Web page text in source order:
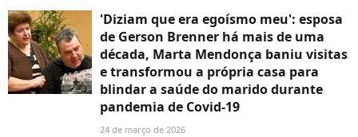
'Diziam que era egoísmo meu': esposa
de Gerson Brenner há mais de uma
década, Marta Mendonça baniu visitas
e transformou a própria casa para
blindar a saúde do marido durante
pandemia de Covid-19
24 de março de 2026